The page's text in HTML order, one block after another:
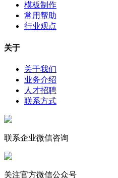
模板制作
常用帮助
行业观点
关于
关于我们
业务介绍
人才招聘
联系方式
联系企业微信咨询
关注官方微信公众号